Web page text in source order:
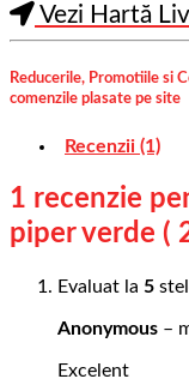
Vezi Hartă
Reducerile, Promotiile si
comenzile plasate pe site
Recenzii (1)
1 recenzie
piper verde (
Evaluat la 5
Anonymous –
Excelent